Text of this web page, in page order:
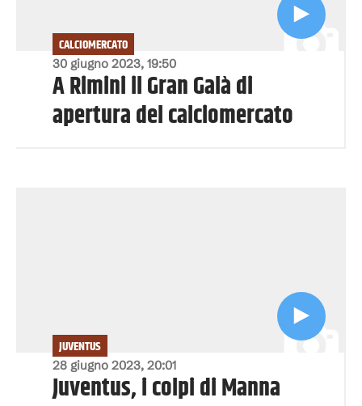
30 giugno 2023, 19:50
CALCIOMERCATO
A Rimini il Gran Galà di
apertura del calciomercato
28 giugno 2023, 20:01
JUVENTUS
Juventus, i colpi di Manna